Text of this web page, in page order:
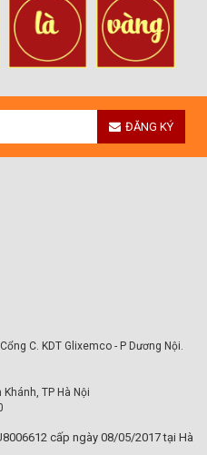
ĐĂNG KÝ
C. KDT Glixemco - P Dương Nội.
TP Hà Nội
cấp ngày 08/05/2017 tại Hà